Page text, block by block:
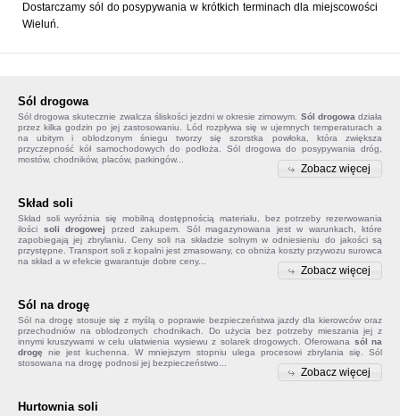
Dostarczamy sól do posypywania w krótkich terminach dla miejscowości
Wieluń.
Sól drogowa
Sól drogowa skutecznie zwalcza śliskości jezdni w okresie zimowym. Sól drogowa działa
przez kilka godzin po jej zastosowaniu. Lód rozpływa się w ujemnych temperaturach a
na ubitym i oblodzonym śniegu tworzy się szorstka powłoka, która zwiększa
przyczepność kół samochodowych do podłoża. Sól drogowa do posypywania dróg,
mostów, chodników, placów, parkingów...
Zobacz więcej
Skład soli
Skład soliwyróżnia się mobilną dostępnością materiału, bez potrzeby rezerwowania
ilości soli drogowej przed zakupem. Sól magazynowana jest w warunkach, które
zapobiegają jej zbrylaniu. Ceny soli na składzie solnym w odniesieniu do jakości są
przystępne. Transport soli z kopalni jest zmasowany, co obniża koszty przywozu surowca
na skład a w efekcie gwarantuje dobre ceny...
Zobacz więcej
Sól na drogę
Sól na drogę stosuje się z myślą o poprawie bezpieczeństwa jazdy dla kierowców oraz
przechodniów na oblodzonych chodnikach. Do użycia bez potrzeby mieszania jej z
innymi kruszywami w celu ułatwienia wysiewu z solarek drogowych. Oferowana sól na
drogę nie jest kuchenna. W mniejszym stopniu ulega procesowi zbrylania się. Sól
stosowana na drogę podnosi jej bezpieczeństwo...
Zobacz więcej
Hurtownia soli